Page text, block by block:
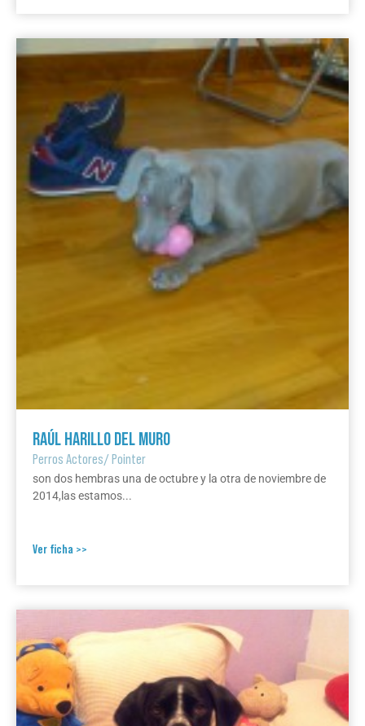
RAÚL HARILLO DEL MURO
Perros Actores/Pointer
son dos hembras una de octubre y la otra de noviembre de
2014,las estamos...
Ver ficha >>